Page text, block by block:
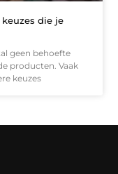
die je
geen behoefte
producten. Vaak
keuzes